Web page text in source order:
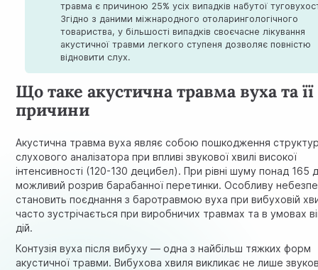
травма є причиною 25% усіх випадків набутої
Згідно з даними міжнародного отоларингологічного
товариства, у більшості випадків своєчасне лікування
акустичної травми легкого ступеня дозволяє повністю
відновити слух.
Що таке акустична травма вуха та її
причини
Акустична травма вуха являє собою пошкодження
слухового аналізатора при впливі звукової хвилі високої
інтенсивності (120-130 децибел). При рівні шуму понад 165
можливий розрив барабанної перетинки. Особливу
становить поєднання з баротравмою вуха при вибуховій
часто зустрічається при виробничих травмах та в умовах
дій.
Контузія вуха після вибуху — одна з найбільш тяжких форм
акустичної травми. Вибухова хвиля викликає не лише